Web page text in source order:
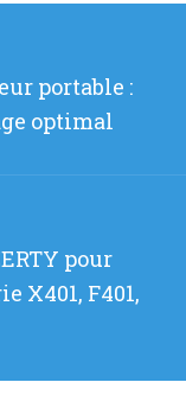
portable :
optimal
pour
X401, F401,